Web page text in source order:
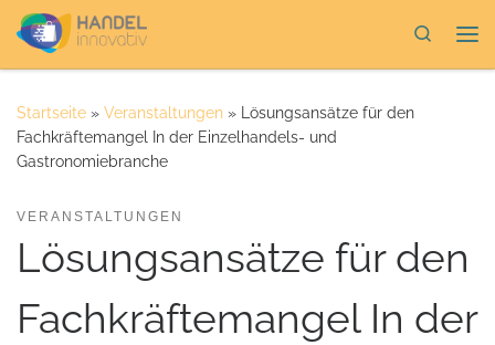
Zum Inhalt springen
Search
Startseite » Veranstaltungen »
Lösungsansätze für den
Fachkräftemangel In der Einzelhandels- und
Gastronomiebranche
VERANSTALTUNGEN
Lösungsansätze für den
Fachkräftemangel In der